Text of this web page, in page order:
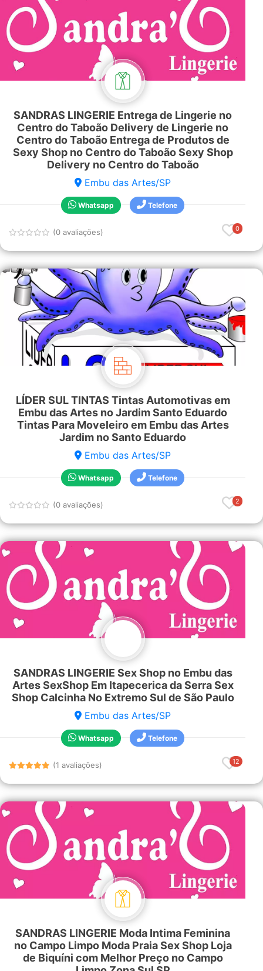
SANDRAS LINGERIE Entrega de Lingerie no
Centro do Taboão Delivery de Lingerie no
Centro do Taboão Entrega de Produtos de
Sexy Shop no Centro do Taboão Sexy Shop
Delivery no Centro do Taboão
Embu das Artes/SP
Whatsapp Telefone
(0 avaliações) 0
LÍDER SUL TINTAS Tintas Automotivas em
Embu das Artes no Jardim Santo Eduardo
Tintas Para Moveleiro em Embu das Artes
Jardim no Santo Eduardo
Embu das Artes/SP
Whatsapp Telefone
(0 avaliações) 2
SANDRAS LINGERIE Sex Shop no Embu das
Artes SexShop Em Itapecerica da Serra Sex
Shop Calcinha No Extremo Sul de São Paulo
Embu das Artes/SP
Whatsapp Telefone
(1 avaliações) 12
SANDRAS LINGERIE Moda Intima Feminina
no Campo Limpo Moda Praia Sex Shop Loja
de Biquíni com Melhor Preço no Campo